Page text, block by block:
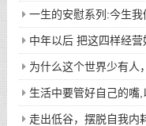
一生的安慰系列:今生
次的回眸才换来今生的相
中年以后 把这四样经
为什么这个世界少有人
生活中要管好自己的嘴
走出低谷，摆脱自我内